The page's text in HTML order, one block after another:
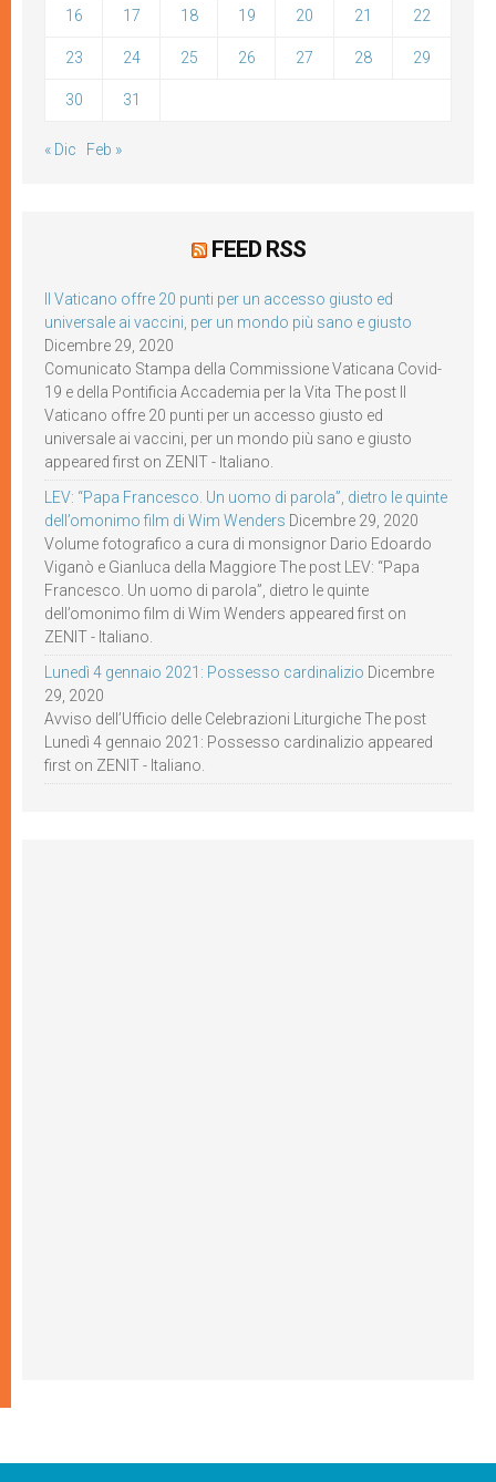
16 17 18 19 20 21 22
23 24 25 26 27 28 29
30 31
« Dic Feb »
FEED RSS
Il Vaticano offre 20 punti per un accesso giusto ed
universale ai vaccini, per un mondo più sano e giusto
Dicembre 29, 2020
Comunicato Stampa della Commissione Vaticana Covid-
19 e della Pontificia Accademia per la Vita The post Il
Vaticano offre 20 punti per un accesso giusto ed
universale ai vaccini, per un mondo più sano e giusto
appeared first on ZENIT - Italiano.
LEV: “Papa Francesco. Un uomo di parola”, dietro le quinte
dell’omonimo film di Wim Wenders Dicembre 29, 2020
Volume fotografico a cura di monsignor Dario Edoardo
Viganò e Gianluca della Maggiore The post LEV: “Papa
Francesco. Un uomo di parola”, dietro le quinte
dell’omonimo film di Wim Wenders appeared first on
ZENIT - Italiano.
Lunedì 4 gennaio 2021: Possesso cardinalizio Dicembre
29, 2020
Avviso dell’Ufficio delle Celebrazioni Liturgiche The post
Lunedì 4 gennaio 2021: Possesso cardinalizio appeared
first on ZENIT - Italiano.